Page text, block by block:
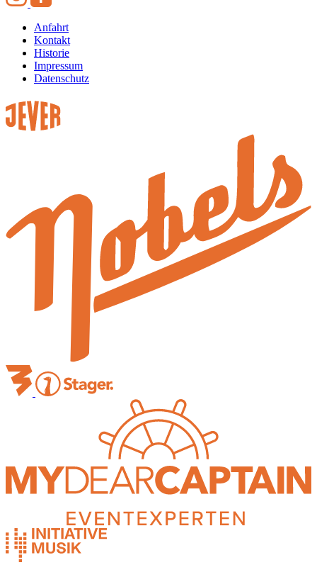
Anfahrt
Kontakt
Historie
Impressum
Datenschutz